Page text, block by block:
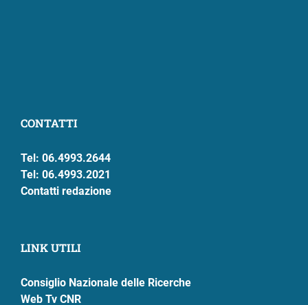
CONTATTI
Tel: 06.4993.2644
Tel: 06.4993.2021
Contatti redazione
LINK UTILI
Consiglio Nazionale delle Ricerche
Web Tv CNR